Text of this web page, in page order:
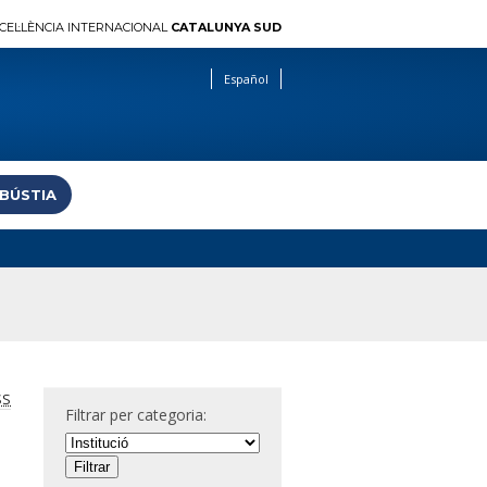
INTERNACIONAL CATALUNYA SUD
Español
Filtrar per categoria: